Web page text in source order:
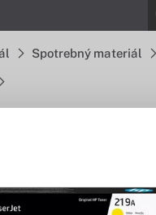
Spotrebný materiál